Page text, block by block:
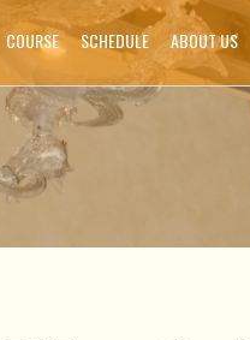
COURSE SCHEDULE ABOUT US